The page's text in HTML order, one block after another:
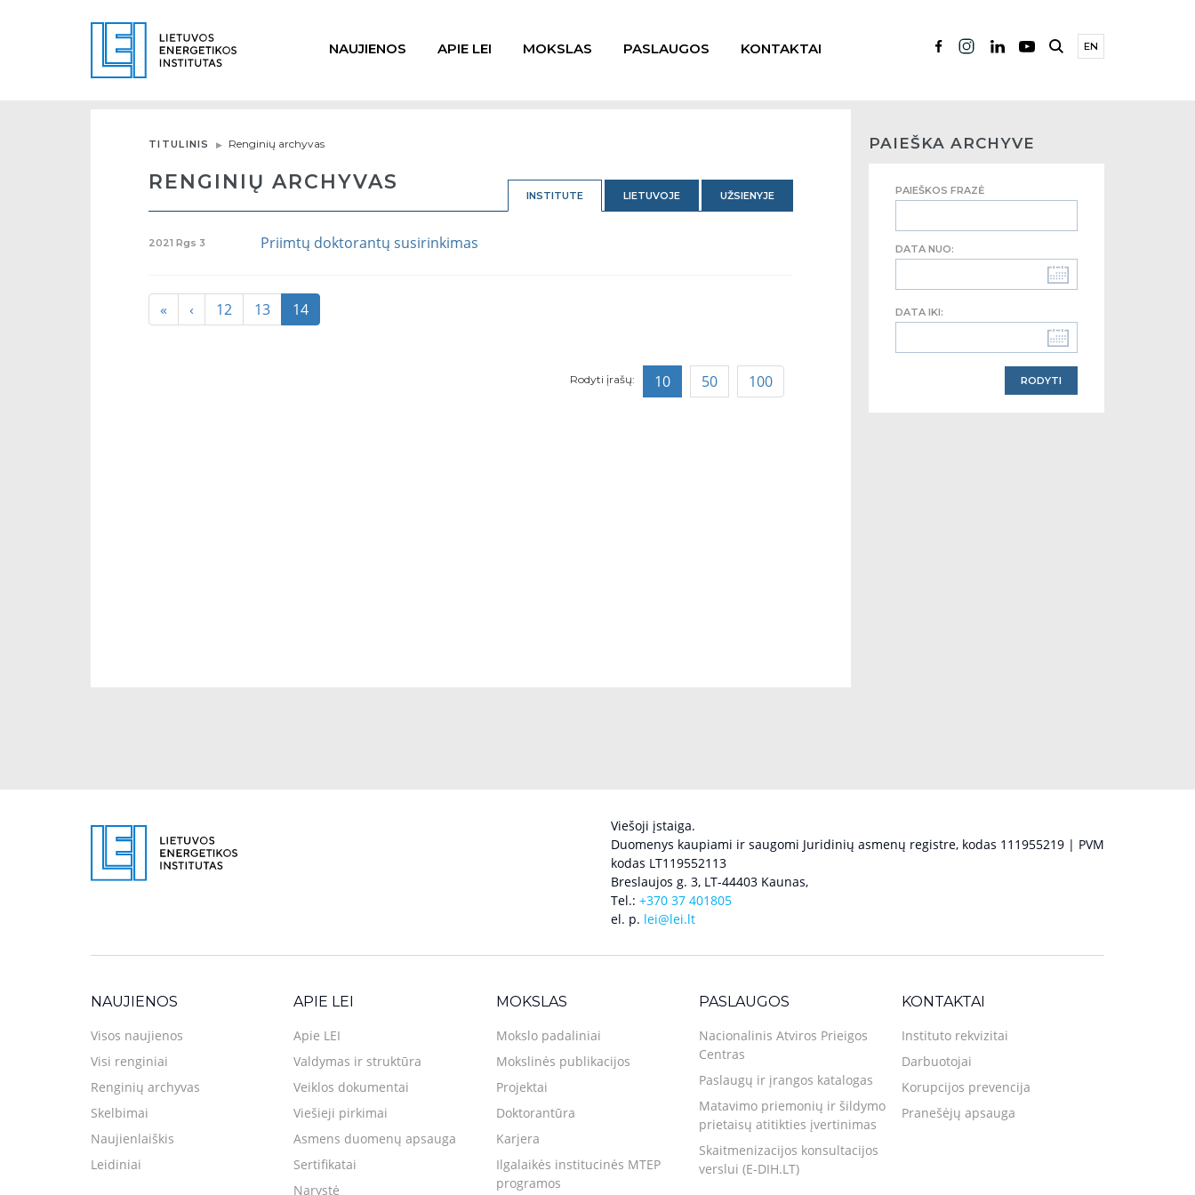
NAUJIENOS APIE LEI MOKSLAS PASLAUGOS KONTAKTAI EN
TITULINIS Renginių archyvas
RENGINIŲ ARCHYVAS
INSTITUTE LIETUVOJE UŽSIENYJE
2021 Rgs 3 Priimtų doktorantų susirinkimas
« ‹ 12 13 14
Rodyti įrašų: 10 50 100
PAIEŠKA ARCHYVE
PAIEŠKOS FRAZĖ
DATA NUO:
DATA IKI:
Viešoji įstaiga.
Duomenys kaupiami ir saugomi Juridinių asmenų registre, kodas 111955219 | PVM
kodas LT119552113
Breslaujos g. 3, LT-44403 Kaunas,
Tel.: +370 37 401805
el. p. lei@lei.lt
NAUJIENOS
Visos naujienos
Visi renginiai
Renginių archyvas
Skelbimai
Naujienlaiškis
Leidiniai
APIE LEI
Apie LEI
Valdymas ir struktūra
Veiklos dokumentai
Viešieji pirkimai
Asmens duomenų apsauga
Sertifikatai
Narystė
MOKSLAS
Mokslo padaliniai
Mokslinės publikacijos
Projektai
Doktorantūra
Karjera
Ilgalaikės institucinės MTEP
programos
PASLAUGOS
Nacionalinis Atviros Prieigos
Centras
Paslaugų ir įrangos katalogas
Matavimo priemonių ir šildymo
prietaisų atitikties įvertinimas
Skaitmenizacijos konsultacijos
verslui (E-DIH.LT)
KONTAKTAI
Instituto rekvizitai
Darbuotojai
Korupcijos prevencija
Pranešėjų apsauga